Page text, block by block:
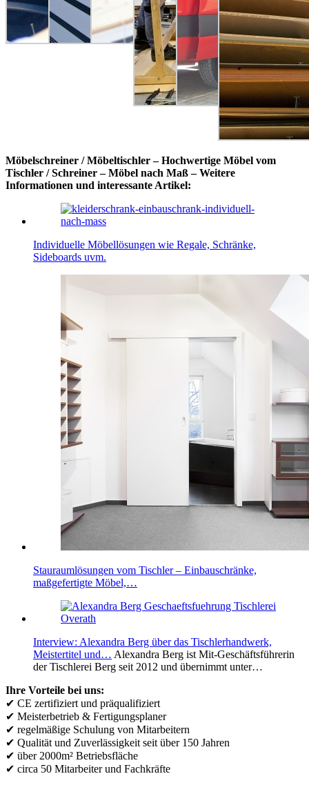
Möbelschreiner / Möbeltischler – Hochwertige Möbel vom
Tischler / Schreiner – Möbel nach Maß – Weitere
Informationen und interessante Artikel:
Individuelle Möbellösungen wie Regale, Schränke,
Sideboards uvm.
Stauraumlösungen vom Tischler – Einbauschränke,
maßgefertigte Möbel,…
Interview: Alexandra Berg über das Tischlerhandwerk,
Meistertitel und… Alexandra Berg ist Mit-Geschäftsführerin
der Tischlerei Berg seit 2012 und übernimmt unter…
Ihre Vorteile bei uns:
✔ CE zertifiziert und präqualifiziert
✔ Meisterbetrieb & Fertigungsplaner
✔ regelmäßige Schulung von Mitarbeitern
✔ Qualität und Zuverlässigkeit seit über 150 Jahren
✔ über 2000m² Betriebsfläche
✔ circa 50 Mitarbeiter und Fachkräfte